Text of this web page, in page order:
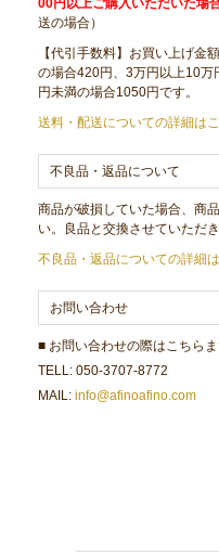
送の場合）
【代引手数料】お買い上げ
の場合420円、3万円以上10
円未満の場合1050円です。
送料・配送についての詳細は
不良品・返品について
商品が破損していた場合、商
い。良品と交換させていただ
不良品・返品についての詳細
お問い合わせ
■ お問い合わせの際はこちら
TELL: 050-3707-8772
MAIL:info@afinoafino.com